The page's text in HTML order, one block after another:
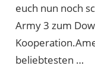
euch nun noch
Army 3 zum
beliebtesten …